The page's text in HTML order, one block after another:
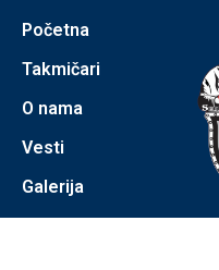
Početna
Takmičari
O nama
Vesti
Galerija